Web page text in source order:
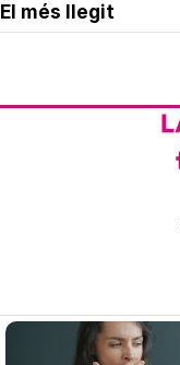
El més llegit